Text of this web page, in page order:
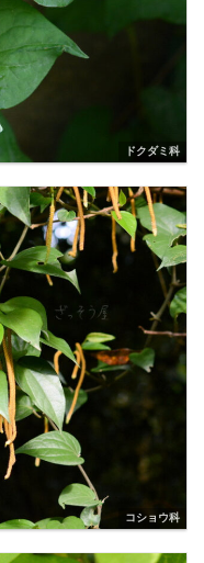
ドクダミ科
コショウ科